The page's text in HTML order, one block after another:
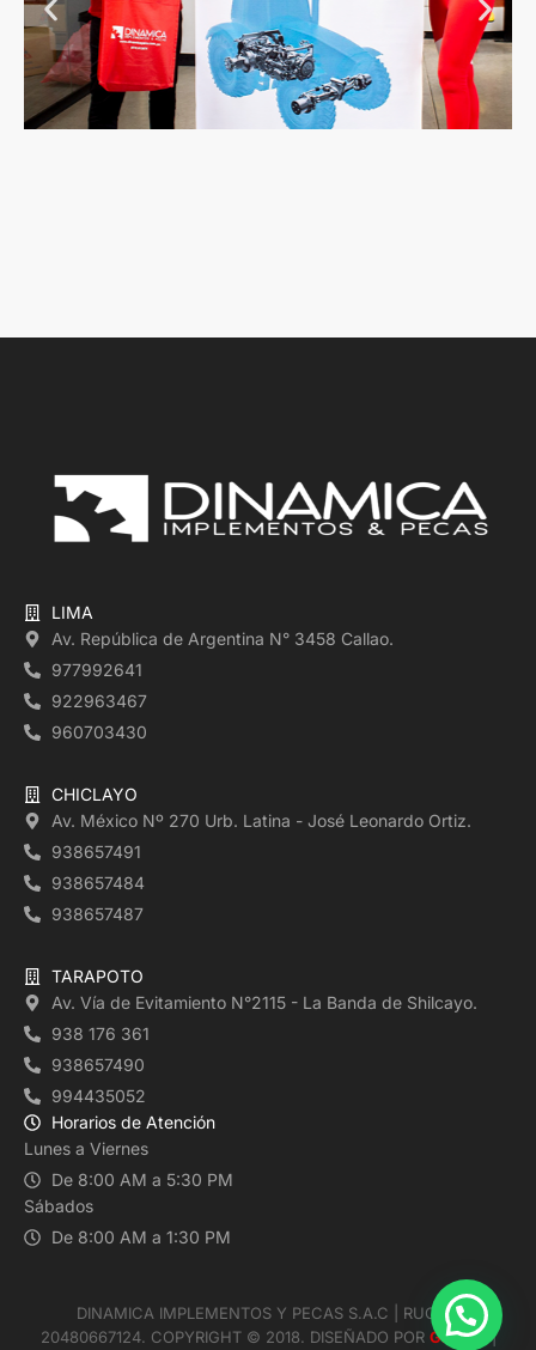
LIMA
Av. República de Argentina N° 3458 Callao.
977992641
922963467
960703430
CHICLAYO
Av. México Nº 270 Urb. Latina - José Leonardo Ortiz.
938657491
938657484
938657487
TARAPOTO
Av. Vía de Evitamiento N°2115 - La Banda de Shilcayo.
938 176 361
938657490
994435052
Horarios de Atención
Lunes a Viernes
De 8:00 AM a 5:30 PM
Sábados
De 8:00 AM a 1:30 PM
DINAMICA IMPLEMENTOS Y PECAS S.A.C | RUC N°
20480667124. COPYRIGHT ©️ 2018. DISEÑADO POR GRUVA |